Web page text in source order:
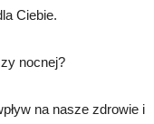
Ciebie.
nocnej?
na nasze zdrowie i